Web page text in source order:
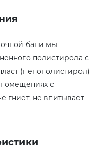
бани мы
полистирола с
(пенополистирол)
с
гниет, не впитывает